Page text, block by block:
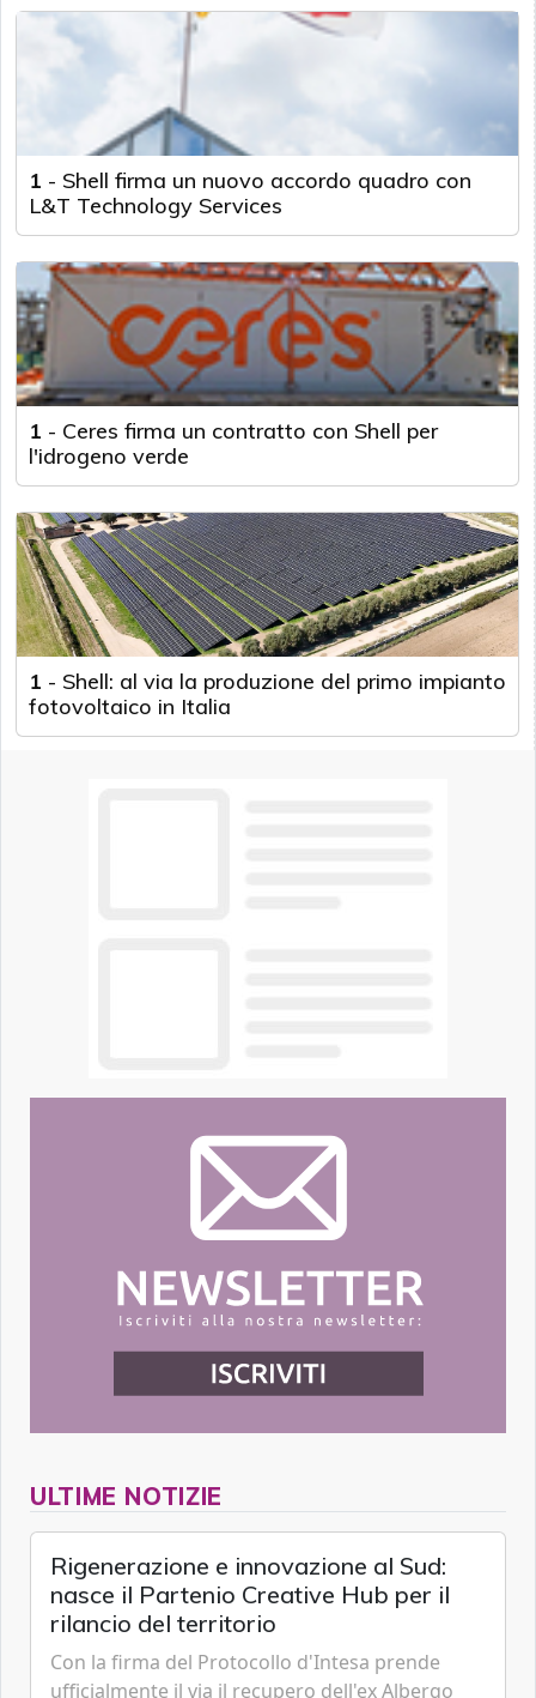
1 - Shell firma un nuovo accordo quadro con
L&T Technology Services
1 - Ceres firma un contratto con Shell per
l'idrogeno verde
1 - Shell: al via la produzione del primo impianto
fotovoltaico in Italia
ULTIME NOTIZIE
Rigenerazione e innovazione al Sud:
nasce il Partenio Creative Hub per il
rilancio del territorio
Con la firma del Protocollo d'Intesa prende
ufficialmente il via il recupero dell'ex Albergo